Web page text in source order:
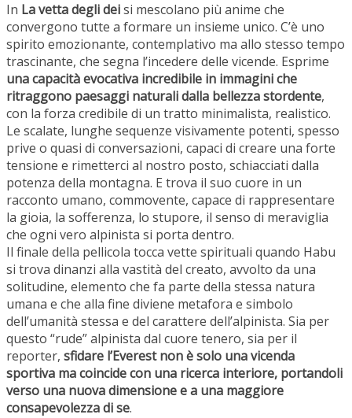
In La vetta degli deisi mescolano più anime che
convergono tutte a formare un insieme unico. C’è uno
spirito emozionante, contemplativo ma allo stesso tempo
trascinante, che segna l’incedere delle vicende. Esprime
una capacità evocativa incredibile in immagini che
ritraggono paesaggi naturali dalla bellezza stordente,
con la forza credibile di un tratto minimalista, realistico.
Le scalate, lunghe sequenze visivamente potenti, spesso
prive o quasi di conversazioni, capaci di creare una forte
tensione e rimetterci al nostro posto, schiacciati dalla
potenza della montagna. E trova il suo cuore in un
racconto umano, commovente, capace di rappresentare
la gioia, la sofferenza, lo stupore, il senso di meraviglia
che ogni vero alpinista si porta dentro.
Il finale della pellicola tocca vette spirituali quando Habu
si trova dinanzi alla vastità del creato, avvolto da una
solitudine, elemento che fa parte della stessa natura
umana e che alla fine diviene metafora e simbolo
dell’umanità stessa e del carattere dell’alpinista. Sia per
questo “rude” alpinista dal cuore tenero, sia per il
reporter, sfidare l’Everest non è solo una vicenda
sportiva ma coincide con una ricerca interiore, portandoli
verso una nuova dimensione e a una maggiore
consapevolezza di se.